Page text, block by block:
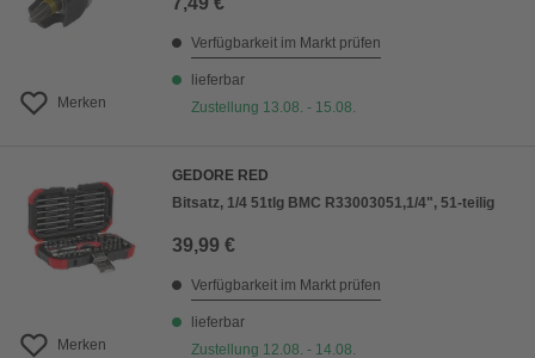
Merken
Verfügbarkeit im Markt prüfen
lieferbar
Zustellung 13.08. - 15.08.
Merken
GEDORE RED
Bitsatz, 1/4 51tlg BMC R33003051,1/4", 51-teilig
39,99 €
Verfügbarkeit im Markt prüfen
lieferbar
Zustellung 12.08. - 14.08.